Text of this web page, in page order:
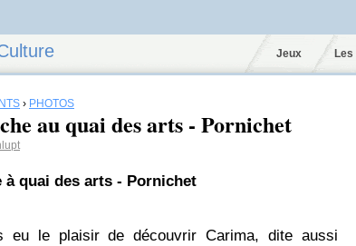
Jeux
› PHOTOS
au quai des arts - Pornichet
à quai des arts - Pornichet
eu le plaisir de découvrir Carima, dite aussi